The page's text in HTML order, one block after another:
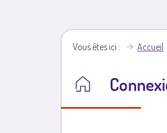
Vous êtes ici Accueil